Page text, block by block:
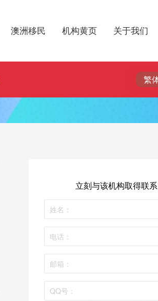
澳洲移民 机构黄页 关于我们
立刻与该机构取得联系